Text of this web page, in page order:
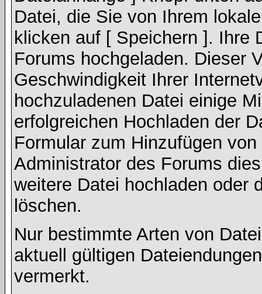
Datei, die Sie von Ihrem
klicken auf [ Speichern ]. Ihre
Forums hochgeladen. Dieser
Geschwindigkeit Ihrer
hochzuladenen Datei einige
erfolgreichen Hochladen der
Formular zum Hinzufügen
Administrator des Forums
weitere Datei hochladen oder
löschen.
Nur bestimmte Arten von
aktuell gültigen
vermerkt.